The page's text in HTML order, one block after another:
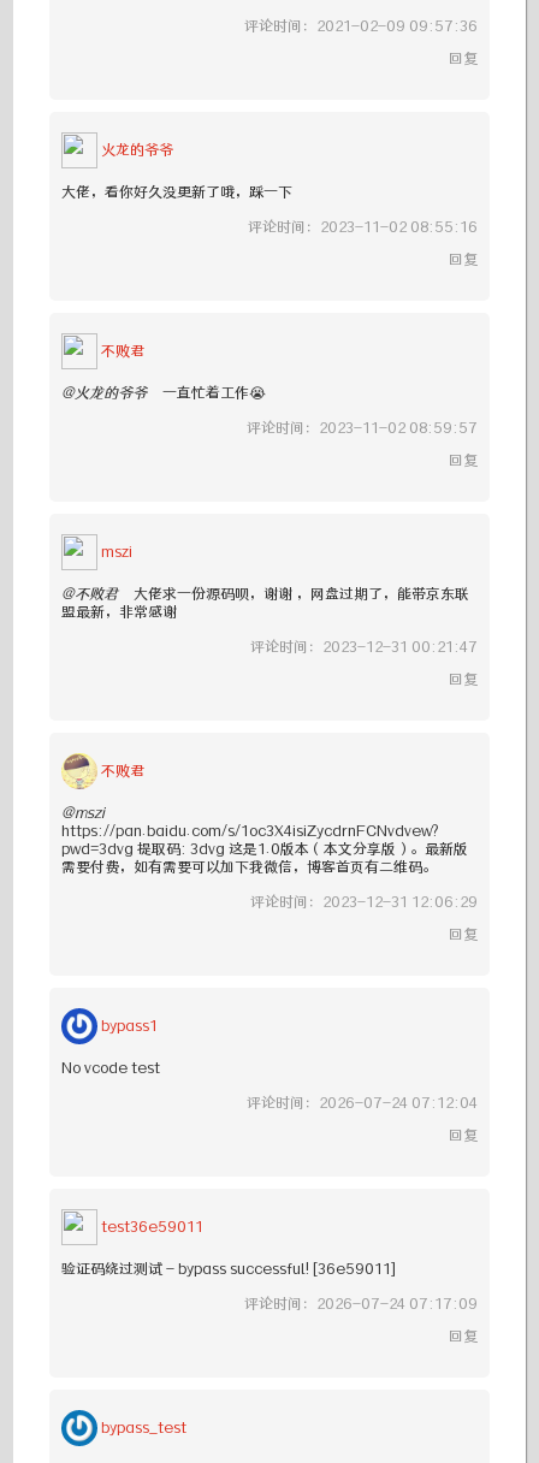
评论时间：2021-02-09 09:57:36
回复
火龙的爷爷
大佬，看你好久没更新了哦，踩一下
评论时间：2023-11-02 08:55:16
回复
不败君
@火龙的爷爷
一直忙着工作😭
评论时间：2023-11-02 08:59:57
回复
mszi
@不败君
大佬求一份源码呗，谢谢 ，网盘过期了，能带京东联
盟最新，非常感谢
评论时间：2023-12-31 00:21:47
回复
不败君
@mszi
https://pan.baidu.com/s/1oc3X4isiZycdrnFCNvdvew?
pwd=3dvg 提取码: 3dvg 这是1.0版本（本文分享版）。最新版
需要付费，如有需要可以加下我微信，博客首页有二维码。
评论时间：2023-12-31 12:06:29
回复
bypass1
No vcode test
评论时间：2026-07-24 07:12:04
回复
test36e59011
验证码绕过测试 - bypass successful! [36e59011]
评论时间：2026-07-24 07:17:09
回复
bypass_test